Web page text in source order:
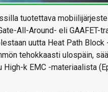
tuotettava
All-Around- eli GAAFET-
uutta Heat Path Block
tehokkaasti ulospäin,
k EMC -materiaalista